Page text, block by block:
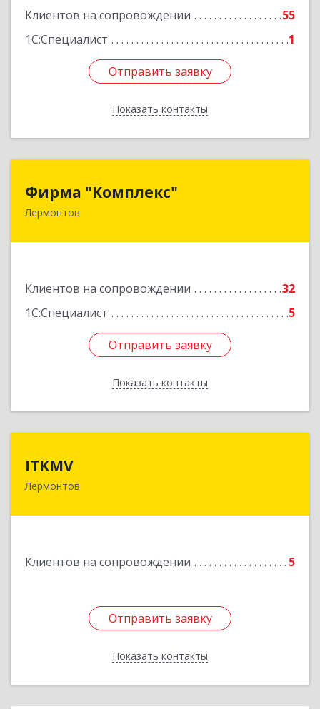
Клиентов на сопровождении
55
1С:Специалист
1
Отправить заявку
Показать контакты
Отправить заявку
Назад
Фирма "Комплекс"
Лермонтов
Клиентов на сопровождении
32
1С:Специалист
5
Отправить заявку
Показать контакты
357348, Ставропольский край, Лермонтов г,
Отправить заявку
Назад
ITKMV
Лермонтов
Клиентов на сопровождении 5
Отправить заявку
Показать контакты
Отправить заявку
Назад